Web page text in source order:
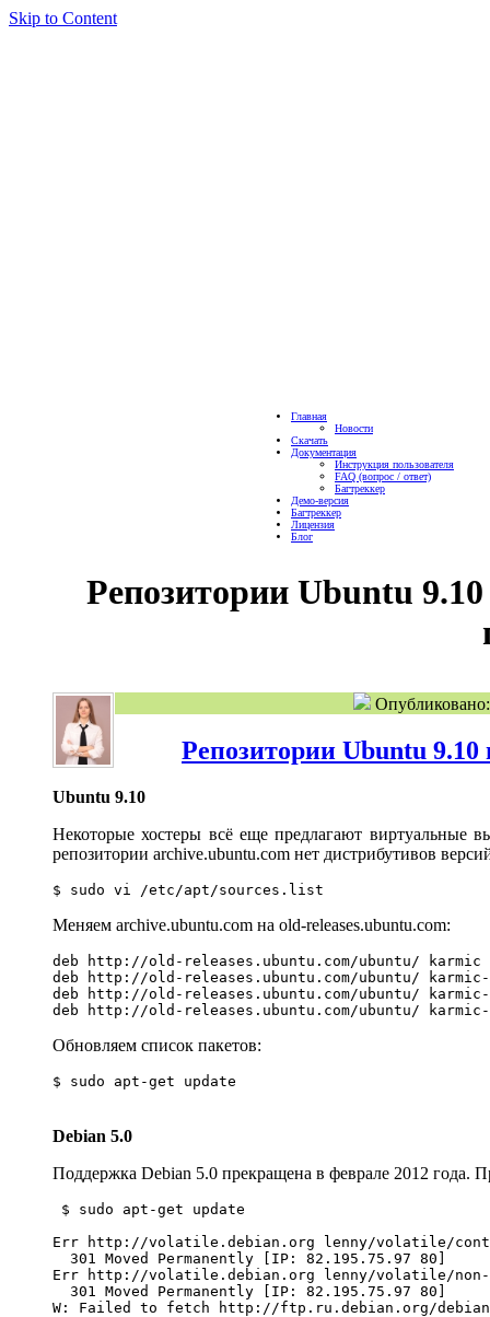
Skip to Content
Главная
Новости
Скачать
Документация
Инструкция пользователя
FAQ (вопрос / ответ)
Багтреккер
Демо-версия
Багтреккер
Лицензия
Блог
Репозитории Ubuntu
Репозитории Ubuntu 9.10
Ubuntu 9.10
Некоторые хостеры всё еще предлагают виртуальные
репозитории archive.ubuntu.com нет дистрибутивов
$ sudo vi /etc/apt/sources.list
Меняем archive.ubuntu.com на old-releases.ubuntu.com:
deb http://old-releases.ubuntu.com/ubuntu/
deb http://old-releases.ubuntu.com/ubuntu/
deb http://old-releases.ubuntu.com/ubuntu/
Обновляем список пакетов:
$ sudo apt-get update
Debian 5.0
Поддержка Debian 5.0 прекращена в феврале 2012 года.
$ sudo apt-get update
Err http://volatile.debian.org lenny/volatile/
  301 Moved Permanently [IP: 82.195.75.97 80]
Err http://volatile.debian.org lenny/volatile/non-
  301 Moved Permanently [IP: 82.195.75.97 80]
W: Failed to fetch http://ftp.ru.debian.org/debian/